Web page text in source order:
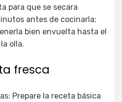
para que se secara
antes de cocinarla;
bien envuelta hasta el
olla.
fresca
Prepare la receta básica